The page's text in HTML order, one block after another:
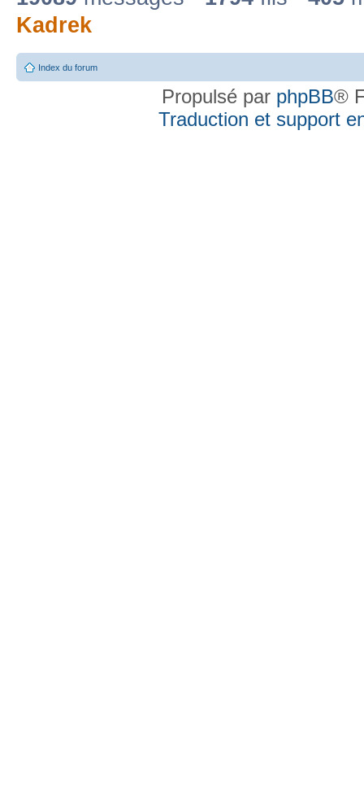
Kadrek
Index du forum
Propulsé par phpBB®
Traduction et support